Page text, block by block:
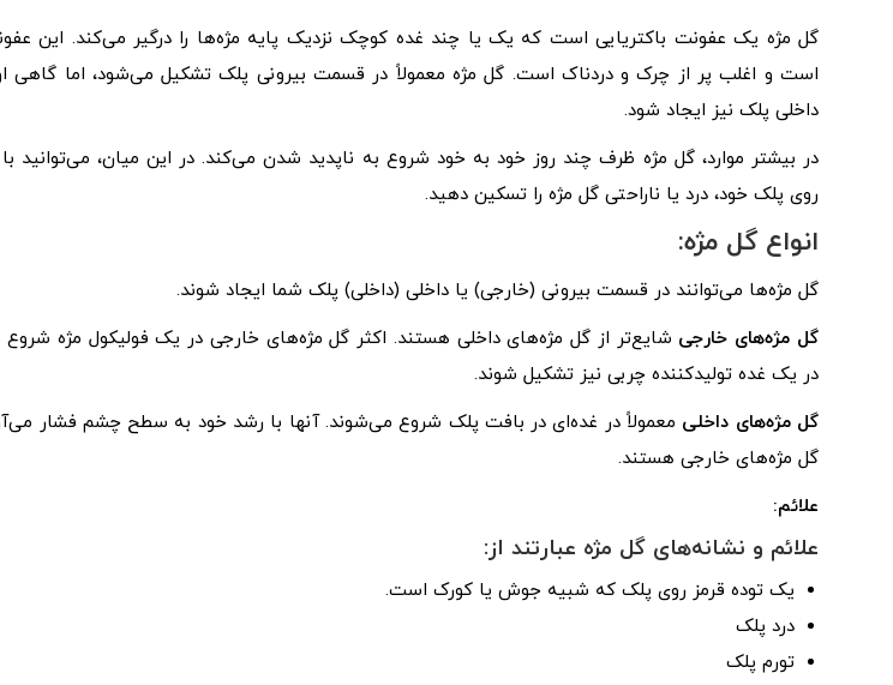
گل مژه یک عفونت باکتریایی است که یک یا چند غده کوچک نزدیک پایه مژه‌ها را درگیر می‌کند. این
است و اغلب پر از چرک و دردناک است. گل مژه معمولاً در قسمت بیرونی پلک تشکیل می‌شود، اما گاهی
داخلی پلک نیز ایجاد شود.
در بیشتر موارد، گل مژه ظرف چند روز خود به خود شروع به ناپدید شدن می‌کند. در این میان، می‌توانید
روی پلک خود، درد یا ناراحتی گل مژه را تسکین دهید.
انواع گل مژه:
گل مژه‌ها می‌توانند در قسمت بیرونی (خارجی) یا داخلی (داخلی) پلک شما ایجاد شوند.
گل مژه‌های خارجی شایع‌تر از گل مژه‌های داخلی هستند. اکثر گل مژه‌های خارجی در یک فولیکول مژه
در یک غده تولیدکننده چربی نیز تشکیل شوند.
گل مژه‌های داخلی معمولاً در غده‌ای در بافت پلک شروع می‌شوند. آنها با رشد خود به سطح چشم فشار
گل مژه‌های خارجی هستند.
علائم:
علائم و نشانه‌های گل مژه عبارتند از:
یک توده قرمز روی پلک که شبیه جوش یا کورک است.
درد پلک
تورم پلک